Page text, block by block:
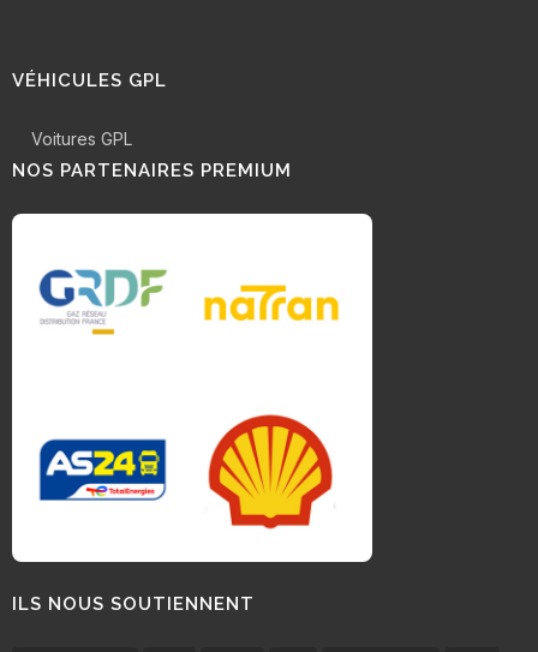
VÉHICULES GPL
Voitures GPL
NOS PARTENAIRES PREMIUM
ILS NOUS SOUTIENNENT